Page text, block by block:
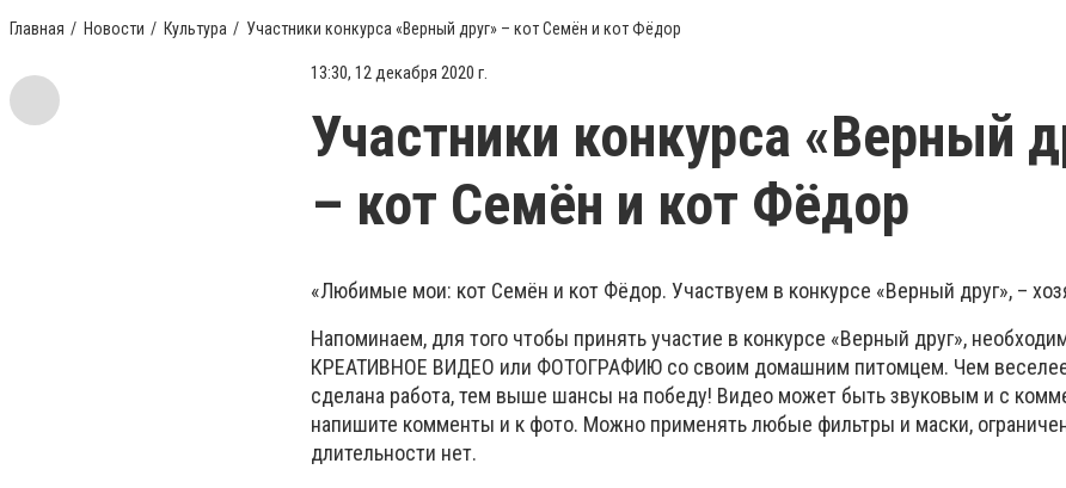
Главная Новости Культура Участники конкурса «Верный друг» – кот Семён и кот Фёдор
13:30, 12 декабря 2020 г.
Участники конкурса «Верный
– кот Семён и кот Фёдор
«Любимые мои: кот Семён и кот Фёдор. Участвуем в конкурсе «Верный друг», –
Напоминаем, для того чтобы принять участие в конкурсе «Верный друг»,
КРЕАТИВНОЕ ВИДЕО или ФОТОГРАФИЮ со своим домашним питомцем. Чем веселее
сделана работа, тем выше шансы на победу! Видео может быть звуковым и с
напишите комменты и к фото. Можно применять любые фильтры и маски,
длительности нет.